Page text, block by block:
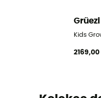
Kids
2169,00